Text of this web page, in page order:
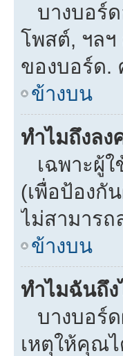
บางบอร์ด
โพสต์, ฯลฯ
ของบอร์ด.
ข้างบน
ทำไมถึงล
เฉพาะผู้
(เพื่อป้องกั
ไม่สามาร
ข้างบน
ทำไมฉันถึ
บางบอร์
เหตุให้คุณ